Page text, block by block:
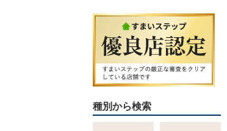
種別から検索